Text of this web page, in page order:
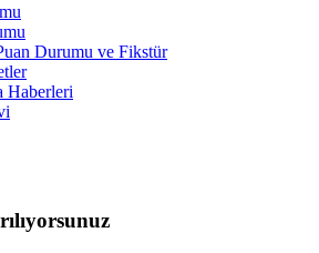
Durumu ve Fikstür
Haberleri